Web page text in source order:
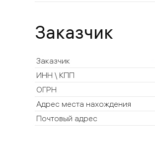
Заказчик
Заказчик
ИНН \ КПП
ОГРН
Адрес места нахождения
Почтовый адрес